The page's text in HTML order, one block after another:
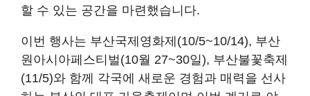
할 수 있는 공간을 마련했습니다.
이번 행사는 부산국제영화제(10/5~10/14), 부산
원아시아페스티벌(10월 27~30일), 부산불꽃축제
(11/5)와 함께 각국에 새로운 경험과 매력을 선사